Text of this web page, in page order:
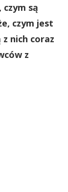
są
czym jest
nich coraz
z